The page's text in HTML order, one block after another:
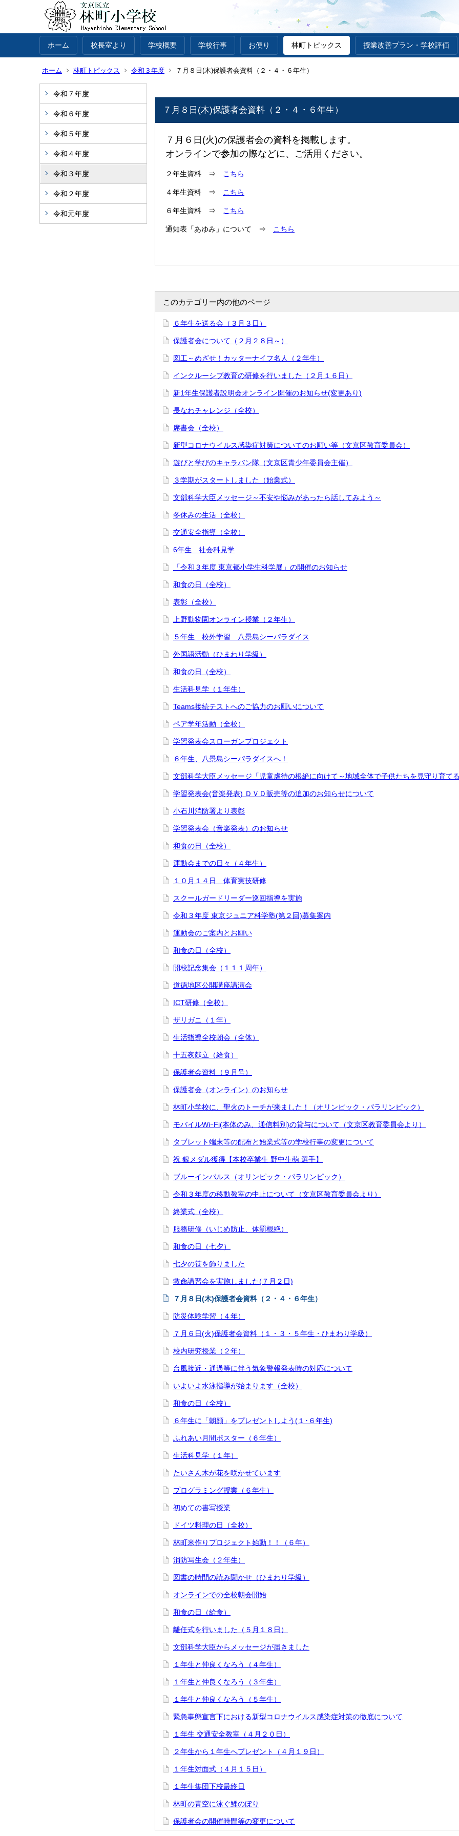
ホーム 校長室より 学校概要 学校行事 お便り 林町トピックス 授業改善プラン・学校評価
ホーム 林町トピックス 令和３年度 ７月８日(木)保護者会資料（２・４・６年生）
令和７年度
令和６年度
令和５年度
令和４年度
令和３年度
令和２年度
令和元年度
７月８日(木)保護者会資料（２・４・６年生）
７月６日(火)の保護者会の資料を掲載します。
オンラインで参加の際などに、ご活用ください。
２年生資料 ⇒ こちら
４年生資料 ⇒ こちら
６年生資料 ⇒ こちら
通知表「あゆみ」について ⇒ こちら
このカテゴリー内の他のページ
６年生を送る会（３月３日）
保護者会について（２月２８日～）
図工～めざせ！カッターナイフ名人（２年生）
インクルーシブ教育の研修を行いました（２月１６日）
新1年生保護者説明会オンライン開催のお知らせ(変更あり)
長なわチャレンジ（全校）
席書会（全校）
新型コロナウイルス感染症対策についてのお願い等（文京区教育委員会）
遊びと学びのキャラバン隊（文京区青少年委員会主催）
３学期がスタートしました（始業式）
文部科学大臣メッセージ～不安や悩みがあったら話してみよう～
冬休みの生活（全校）
交通安全指導（全校）
6年生 社会科見学
「令和３年度 東京都小学生科学展」の開催のお知らせ
和食の日（全校）
表彰（全校）
上野動物園オンライン授業（２年生）
５年生 校外学習 八景島シーパラダイス
外国語活動（ひまわり学級）
和食の日（全校）
生活科見学（１年生）
Teams接続テストへのご協力のお願いについて
ペア学年活動（全校）
学習発表会スローガンプロジェクト
６年生、八景島シーパラダイスへ！
文部科学大臣メッセージ「児童虐待の根絶に向けて～地域全体で子供たちを見守り育てる
学習発表会(音楽発表) ＤＶＤ販売等の追加のお知らせについて
小石川消防署より表彰
学習発表会（音楽発表）のお知らせ
和食の日（全校）
運動会までの日々（４年生）
１０月１４日 体育実技研修
スクールガードリーダー巡回指導を実施
令和３年度 東京ジュニア科学塾(第２回)募集案内
運動会のご案内とお願い
和食の日（全校）
開校記念集会（１１１周年）
道徳地区公開講座講演会
ICT研修（全校）
ザリガニ（１年）
生活指導全校朝会（全体）
十五夜献立（給食）
保護者会資料（９月号）
保護者会（オンライン）のお知らせ
林町小学校に、聖火のトーチが来ました！（オリンピック・パラリンピック）
モバイルWiｰFi(本体のみ、通信料別)の貸与について（文京区教育委員会より）
タブレット端末等の配布と始業式等の学校行事の変更について
祝 銀メダル獲得【本校卒業生 野中生萌 選手】
ブルーインパルス（オリンピック・パラリンピック）
令和３年度の移動教室の中止について（文京区教育委員会より）
終業式（全校）
服務研修（いじめ防止、体罰根絶）
和食の日（七夕）
七夕の笹を飾りました
救命講習会を実施しました(７月２日)
７月８日(木)保護者会資料（２・４・６年生）
防災体験学習（４年）
７月６日(火)保護者会資料（１・３・５年生・ひまわり学級）
校内研究授業（２年）
台風接近・通過等に伴う気象警報発表時の対応について
いよいよ水泳指導が始まります（全校）
和食の日（全校）
６年生に「朝顔」をプレゼントしよう(１･６年生)
ふれあい月間ポスター（６年生）
生活科見学（１年）
たいさん木が花を咲かせています
プログラミング授業（６年生）
初めての書写授業
ドイツ料理の日（全校）
林町米作りプロジェクト始動！！（６年）
消防写生会（２年生）
図書の時間の読み聞かせ（ひまわり学級）
オンラインでの全校朝会開始
和食の日（給食）
離任式を行いました（５月１８日）
文部科学大臣からメッセージが届きました
１年生と仲良くなろう（４年生）
１年生と仲良くなろう（３年生）
１年生と仲良くなろう（５年生）
緊急事態宣言下における新型コロナウイルス感染症対策の徹底について
１年生 交通安全教室（４月２０日）
２年生から１年生へプレゼント（４月１９日）
１年生対面式（４月１５日）
１年生集団下校最終日
林町の青空に泳ぐ鯉のぼり
保護者会の開催時間等の変更について